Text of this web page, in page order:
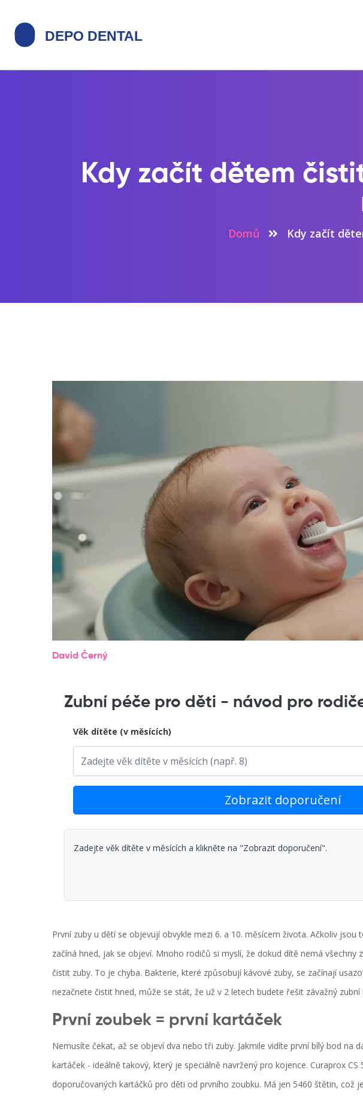
Kdy začít dětem
Domů Kdy začít
David Černý
Zubní péče pro děti - návod pro
Věk dítěte (v měsících)
Zobrazit doporučení
Zadejte věk dítěte v měsících a klikněte na "Zobrazit doporučení".
První zuby u dětí se objevují obvykle mezi 6. a 10. měsícem života. Ačkoliv jsou
začíná hned, jak se objeví. Mnoho rodičů si myslí, že dokud dítě nemá všechny
čistit zuby. To je chyba. Bakterie, které způsobují kávové zuby, se začínají
nezačnete čistit hned, může se stát, že už v 2 letech budete řešit závažný zubní
První zoubek = první kartáček
Nemusíte čekat, až se objeví dva nebo tři zuby. Jakmile vidíte první bílý bod na
kartáček - ideálně takový, který je speciálně navržený pro kojence. Curaprox
doporučovaných kartáčků pro děti od prvního zoubku. Má jen 5460 štětin, což